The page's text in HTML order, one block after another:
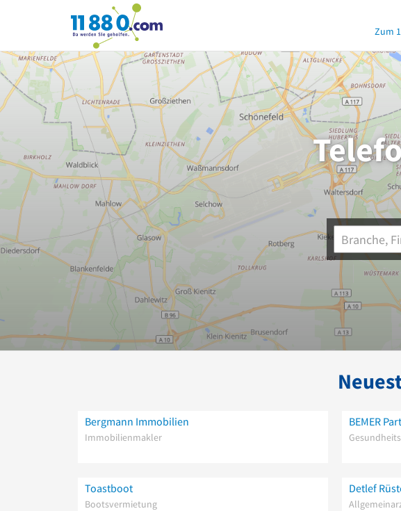
11880.com
Zum
Bergmann Immobilien
Immobilienmakler
Toastboot
Bootsvermietung
Detlef